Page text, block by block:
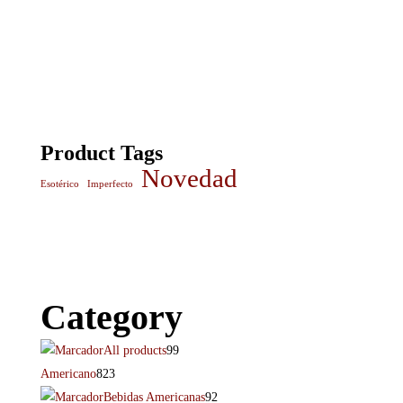
Product Tags
Esotérico Imperfecto Novedad
Category
All products99
Americano823
Bebidas Americanas92